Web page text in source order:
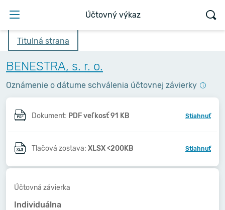
Účtovný výkaz
Titulná strana
BENESTRA, s. r. o.
Oznámenie o dátume schválenia účtovnej závierky
Dokument: PDF veľkosť 91 KB Stiahnuť
Tlačová zostava: XLSX <200KB Stiahnuť
Účtovná závierka
Individuálna